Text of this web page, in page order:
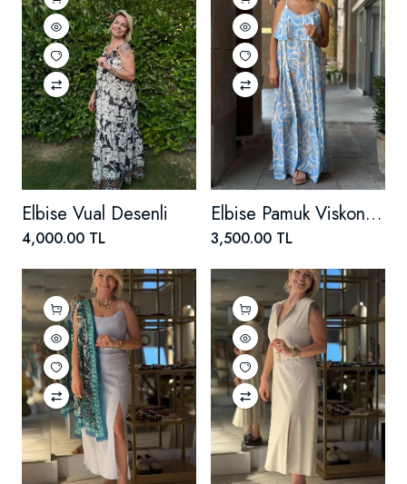
Elbise Vual Desenli
4,000.00 TL
Elbise Pamuk Viskon Askılı
3,500.00 TL